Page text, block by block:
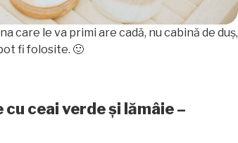
care le va primi are cadă, nu cabină de duș,
fi folosite. 🙂
ceai verde și lămâie –